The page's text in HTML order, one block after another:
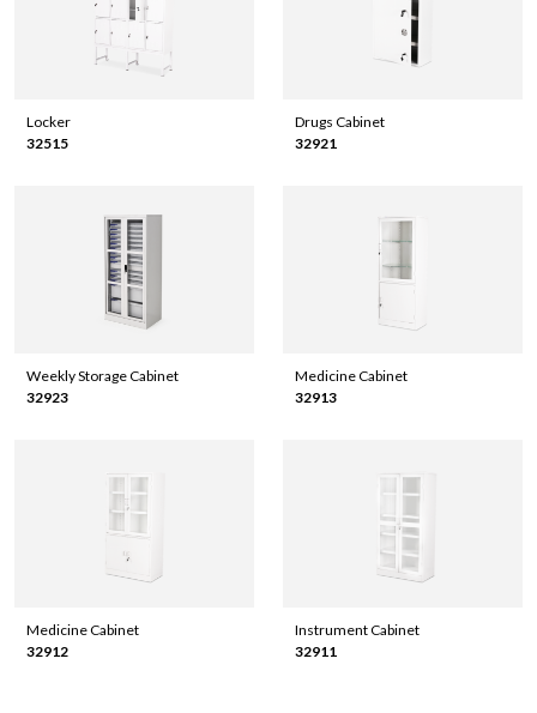
Locker
32515
Drugs Cabinet
32921
Weekly Storage Cabinet
32923
Medicine Cabinet
32913
Medicine Cabinet
32912
Instrument Cabinet
32911